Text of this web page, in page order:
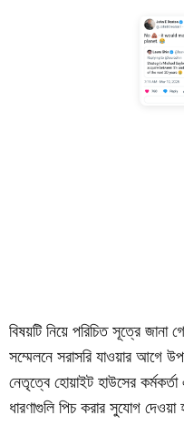
বিষয়টি নিয়ে পরিচিত সূত্রে জানা
সম্মেলনে সরাসরি যাওয়ার আগে
নেতৃত্বে হোয়াইট হাউসের
ধারণাগুলি পিচ করার সুযোগ দেওয়া